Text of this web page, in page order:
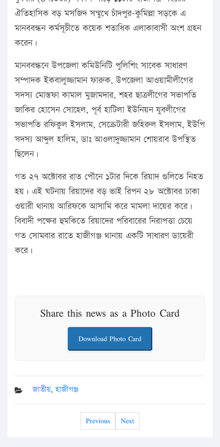
ঐতিহাসিক বড় মসজিদ সম্মুখে চাঁদপুর-কুমিল্লা সড়কে এ
মানববন্ধন কর্মসূচীতে কয়েক শতাধিক এলাকাবাসী অংশ গ্রহন
করেন।
মানববন্ধনে উপজেলা কমিউনিটি পুলিশিং সাবেক সাধারণ
সম্পাদক ইকবালুজ্জামান ফারুক, উপজেলা আওয়ামীলীগের
সদস্য মোস্তফা কামাল মুজামদার, শহর ছাত্রলীগের সভাপতি
জাকির হোসেন সোহেল, পূর্ব হাটিলা ইউনিয়ন যুবলীগের
সভাপতি রফিকুল ইসলাম, সেক্রেটারী জহিরুল ইসলাম, ইউপি
সদস্য আব্দুল হালিম, ডাঃ আওলাদুজ্জামান শোয়রাব উপস্থিত
ছিলেন।
গত ২৭ অক্টোবর রাত পৌনে ১টার দিকে রিয়াদ গুলিতে নিহত
হয়। এই ঘটনায় রিয়াদের বড় ভাই রিপন ২৮ অক্টোবর ঢাকা
ওয়ারী থানায় আরিফকে আসামি করে মামলা দায়ের করে।
বিবাদী পক্ষের হুমকিতে রিয়াদের পরিবারের নিরাপত্তা চেয়ে
গত সোমবার রাতে হাজীগঞ্জ থানায় একটি সাধারণ ডায়েরী
করে।
Share this news as a Photo Card
Download Photo Card
জাতীয়,হাজীগঞ্জ
Previous Next